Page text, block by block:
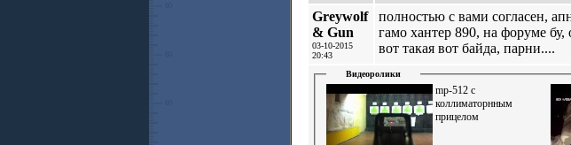
Greywolf
& Gun
03-10-2015
20:43
полностью с вами согласен,
гамо хантер 890, на форуме бу,
вот такая вот байда, парни....
Видеоролики
mp-512 с
коллиматорнным
прицелом